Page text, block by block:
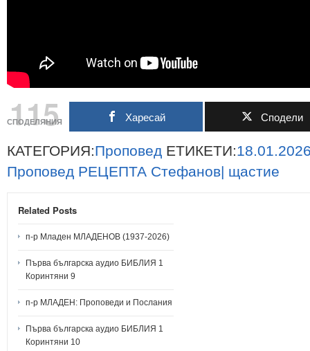
115
СПОДЕЛЯНИЯ Харесай Сподели
КАТЕГОРИЯ:Проповед ЕТИКЕТИ:
Проповед РЕЦЕПТА Стефанов| щастие
Related Posts
п-р Младен МЛАДЕНОВ (1937-2026)
Първа българска аудио БИБЛИЯ 1
Коринтяни 9
п-р МЛАДЕН: Проповеди и Послания
Първа българска аудио БИБЛИЯ 1
Коринтяни 10